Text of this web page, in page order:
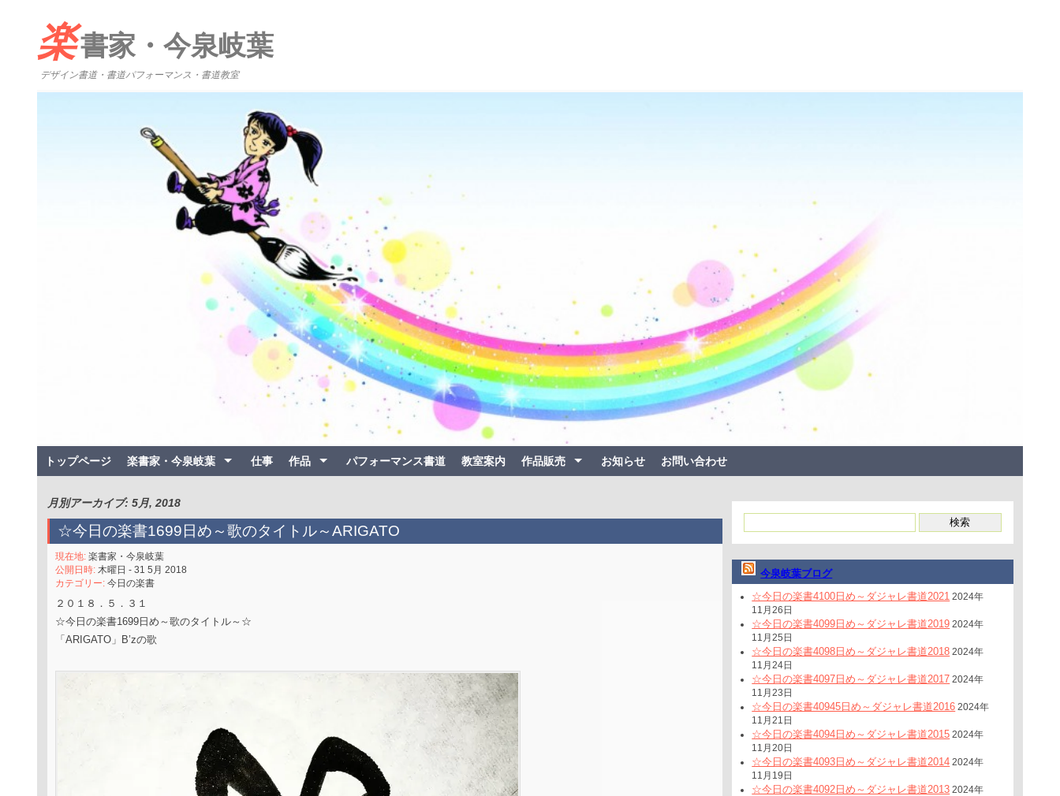
楽書家・今泉岐葉
デザイン書道・書道パフォーマンス・書道教室
トップページ 楽書家・今泉岐葉 仕事 作品 パフォーマンス書道 教室案内 作品販売 お知らせ お問い合わせ
月別アーカイブ: 5月, 2018
☆今日の楽書1699日め～歌のタイトル～ARIGATO
現在地: 楽書家・今泉岐葉
公開日時: 木曜日 - 31 5月 2018
カテゴリー: 今日の楽書
２０１８．５．３１
☆今日の楽書1699日め～歌のタイトル～☆
「ARIGATO」B’zの歌
今泉岐葉ブログ
☆今日の楽書4100日め～ダジャレ書道2021 2024年
11月26日
☆今日の楽書4099日め～ダジャレ書道2019 2024年
11月25日
☆今日の楽書4098日め～ダジャレ書道2018 2024年
11月24日
☆今日の楽書4097日め～ダジャレ書道2017 2024年
11月23日
☆今日の楽書40945日め～ダジャレ書道2016 2024年
11月21日
☆今日の楽書4094日め～ダジャレ書道2015 2024年
11月20日
☆今日の楽書4093日め～ダジャレ書道2014 2024年
11月19日
☆今日の楽書4092日め～ダジャレ書道2013 2024年